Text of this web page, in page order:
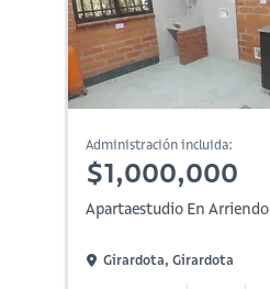
Administración incluida:
$1,000,000
Apartaestudio En Arriendo
Girardota, Girardota